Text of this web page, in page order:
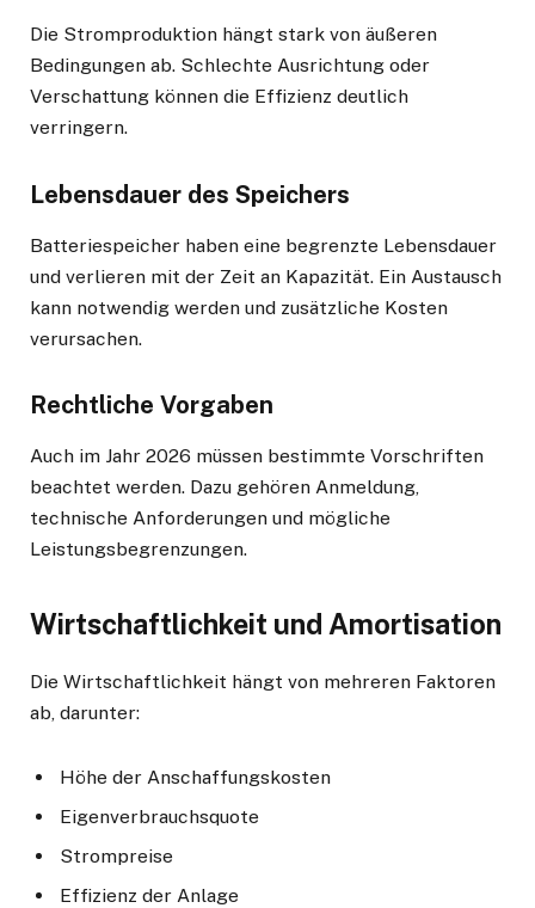
Die Stromproduktion hängt stark von äußeren
Bedingungen ab. Schlechte Ausrichtung oder
Verschattung können die Effizienz deutlich
verringern.
Lebensdauer des Speichers
Batteriespeicher haben eine begrenzte Lebensdauer
und verlieren mit der Zeit an Kapazität. Ein Austausch
kann notwendig werden und zusätzliche Kosten
verursachen.
Rechtliche Vorgaben
Auch im Jahr 2026 müssen bestimmte Vorschriften
beachtet werden. Dazu gehören Anmeldung,
technische Anforderungen und mögliche
Leistungsbegrenzungen.
Wirtschaftlichkeit und Amortisation
Die Wirtschaftlichkeit hängt von mehreren Faktoren
ab, darunter:
Höhe der Anschaffungskosten
Eigenverbrauchsquote
Strompreise
Effizienz der Anlage